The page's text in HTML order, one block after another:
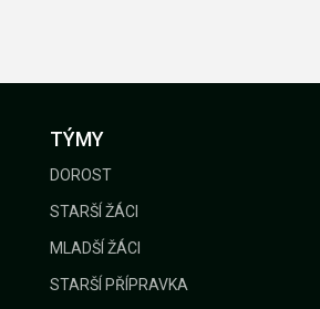
TÝMY
DOROST
STARŠÍ ŽÁCI
MLADŠÍ ŽÁCI
STARŠÍ PŘÍPRAVKA